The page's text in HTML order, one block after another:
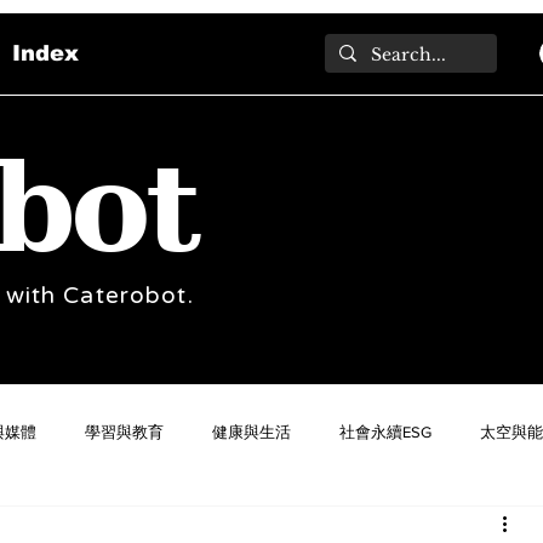
Index
Caterobot.
媒體 學習與教育 健康與生活 社會永續ESG 太空與